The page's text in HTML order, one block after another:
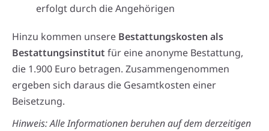
erfolgt durch die Angehörigen
Hinzu kommen unsere Bestattungskosten als
Bestattungsinstitut für eine anonyme Bestattung,
die 1.900 Euro betragen. Zusammengenommen
ergeben sich daraus die Gesamtkosten einer
Beisetzung.
Hinweis: Alle Informationen beruhen auf dem derzeitigen